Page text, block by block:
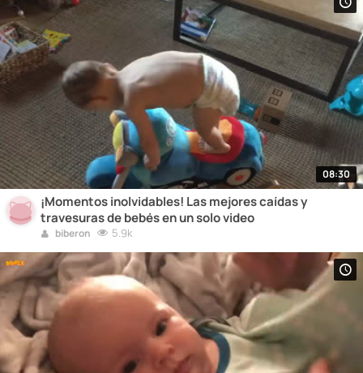
08:30
¡Momentos inolvidables! Las mejores caídas y
travesuras de bebés en un solo video
biberon 5.9k